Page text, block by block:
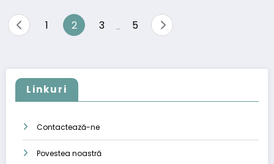
Posts
1 2 3 5
Linkuri
Contactează-ne
Povestea noastră